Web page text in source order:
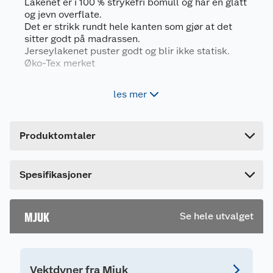
og jevn overflate.
Det er strikk rundt hele kanten som gjør at det
sitter godt på madrassen.
Jerseylakenet puster godt og blir ikke statisk.
Øko-Tex merket
25cm drop
Produktegenskaper
* Strikk rundt hele kanten
* Mykt og behagelig
* Kommer i flere størrelse og farger
les mer
Produktomtaler
Spesifikasjoner
Leverandørens
artikkelnummer
MYBKNIT90200
GREY MEL
Størrelse
Farge
MJUK Se hele utvalget
Vektdyner fra Mjuk